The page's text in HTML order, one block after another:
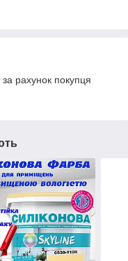
рахунок покупця